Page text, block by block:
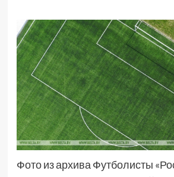
Фото из архива Футболисты